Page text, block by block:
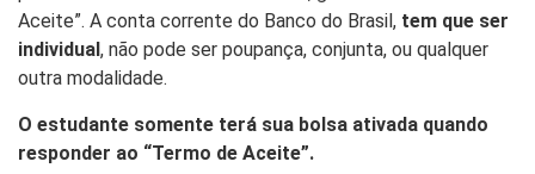
Aceite”. A conta corrente do Banco do Brasil, tem que ser
individual, não pode ser poupança, conjunta, ou qualquer
outra modalidade.
O estudante somente terá sua bolsa ativada quando
responder ao “Termo de Aceite”.